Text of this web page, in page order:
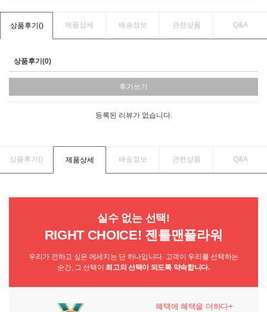
상품후기() 제품상세 배송정보 관련상품 Q&A
상품후기(0)
후기쓰기
등록된 리뷰가 없습니다.
상품후기() 제품상세 배송정보 관련상품 Q&A
실수 없는 선택!
RIGHT CHOICE! 젠틀맨플라워
우리가 전하고 싶은 메세지는 단 하나입니다. 고객이 우리를 선택하는
순간, 그 선택이 최고의 선택이 되도록 약속합니다.
혜택에 혜택을 더하다+